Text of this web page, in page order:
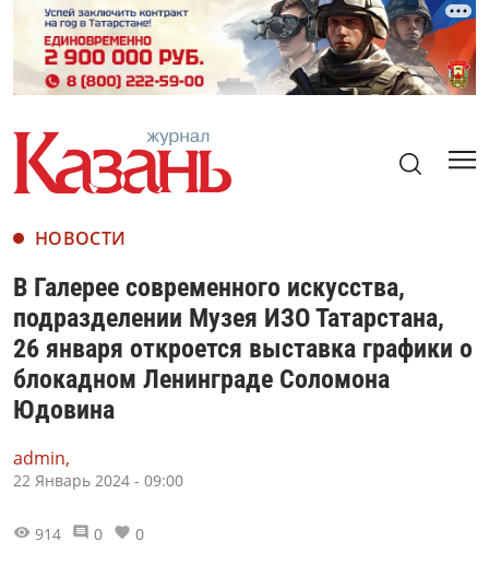
НОВОСТИ
В Галерее современного искусства,
подразделении Музея ИЗО Татарстана,
26 января откроется выставка графики о
блокадном Ленинграде Соломона
Юдовина
admin,
22 Январь 2024 - 09:00
914 0 0